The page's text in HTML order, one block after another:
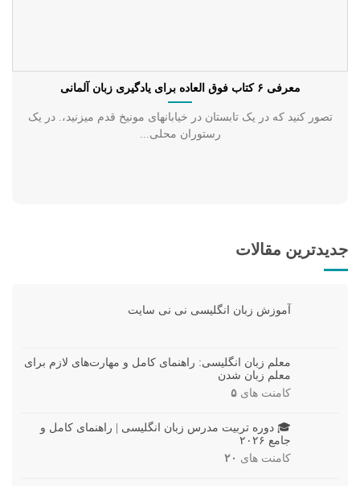
جدیدترین مقالات
آموزش زبان انگلیسی نی نی سایت
معلم زبان انگلیسی: راهنمای کامل و مهارت‌های لازم برای
معلم زبان شدن
کامنت های ۵
🎓 دوره تربیت مدرس زبان انگلیسی | راهنمای کامل و
جامع ۲۰۲۶
کامنت های ۲۰
معرفی ۶ کتاب فوق العاده برای یادگیری زبان آلمانی
تصور کنید که در یک تابستان در خیابانهای مونیخ قدم میزنید،. در یک
رستوران محلی...